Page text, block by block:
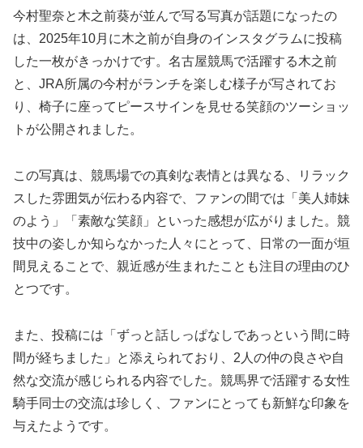
今村聖奈と木之前葵が並んで写る写真が話題になったの
は、2025年10月に木之前が自身のインスタグラムに投稿
した一枚がきっかけです。名古屋競馬で活躍する木之前
と、JRA所属の今村がランチを楽しむ様子が写されてお
り、椅子に座ってピースサインを見せる笑顔のツーショッ
トが公開されました。
この写真は、競馬場での真剣な表情とは異なる、リラック
スした雰囲気が伝わる内容で、ファンの間では「美人姉妹
のよう」「素敵な笑顔」といった感想が広がりました。競
技中の姿しか知らなかった人々にとって、日常の一面が垣
間見えることで、親近感が生まれたことも注目の理由のひ
とつです。
また、投稿には「ずっと話しっぱなしであっという間に時
間が経ちました」と添えられており、2人の仲の良さや自
然な交流が感じられる内容でした。競馬界で活躍する女性
騎手同士の交流は珍しく、ファンにとっても新鮮な印象を
与えたようです。